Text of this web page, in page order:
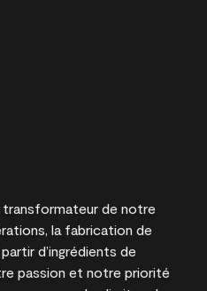
de notre
la fabrication de
d’ingrédients de
passion et notre priorité